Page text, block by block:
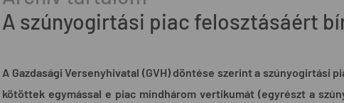
A szúnyogirtási piac felosztásáért
A Gazdasági Versenyhivatal (GVH) döntése szerint a szúnyogirtási
kötöttek egymással e piac mindhárom vertikumát (egyrészt a